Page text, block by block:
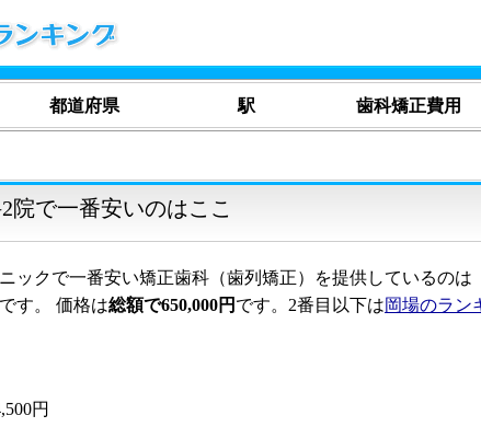
都道府県 駅 歯科矯正費用
院で一番安いのはここ
ックで一番安い矯正歯科（歯列矯正）を提供しているのは
です。 価格は総額で650,000円 です。2番目以下は岡場のラン
円